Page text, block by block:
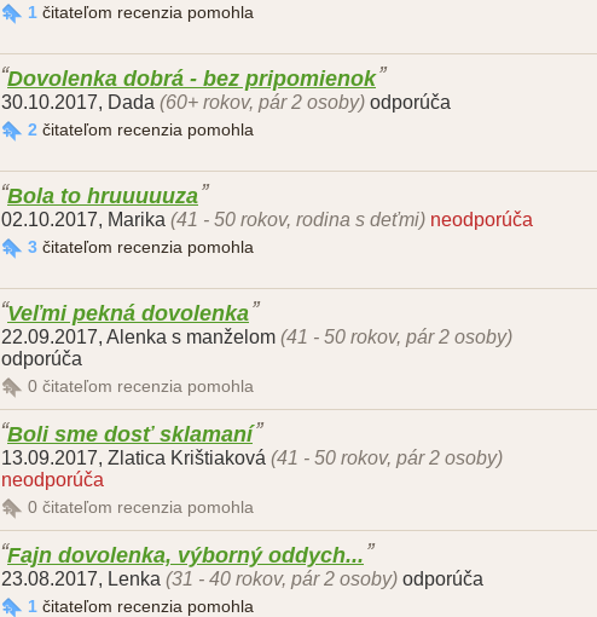
1 čitateľom recenzia pomohla
Dovolenka dobrá - bez pripomienok
30.10.2017, Dada (60+ rokov, pár 2 osoby) odporúča
2 čitateľom recenzia pomohla
Bola to hruuuuuza
02.10.2017, Marika (41 - 50 rokov, rodina s deťmi) neodporúča
3 čitateľom recenzia pomohla
Veľmi pekná dovolenka
22.09.2017, Alenka s manželom (41 - 50 rokov, pár 2 osoby)
odporúča
0 čitateľom recenzia pomohla
Boli sme dosť sklamaní
13.09.2017, Zlatica Krištiaková (41 - 50 rokov, pár 2 osoby)
neodporúča
0 čitateľom recenzia pomohla
Fajn dovolenka, výborný oddych...
23.08.2017, Lenka (31 - 40 rokov, pár 2 osoby) odporúča
1 čitateľom recenzia pomohla